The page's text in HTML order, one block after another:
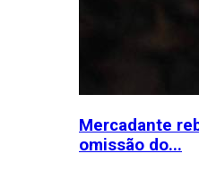
Mercadante
omissão do...